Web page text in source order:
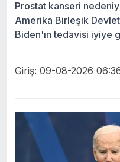
Prostat kanseri
Amerika Birleşik
Biden'ın tedavisi iyiye
Giriş: 09-08-2026